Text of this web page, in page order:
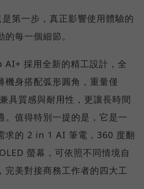
第一步，真正影響使用體驗的
每一個細節。
採用全新的精工設計，全
機身搭配弧形圓角，重量僅
具質感與耐用性，更讓長時間
。值得特別一提的是，它是一
求的 2 in 1 AI 筆電，360 度翻
螢幕，可依照不同情境自
完美對接商務工作者的四大工